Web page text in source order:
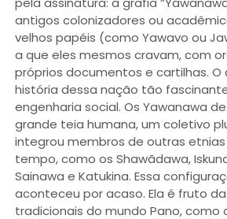
antigos colonizadores ou
velhos papéis (como Yawavo ou
a que eles mesmos cravam, com
próprios documentos e cartilhas. O
história dessa nação tão
engenharia social. Os Yawanawa
grande teia humana, um coletivo
integrou membros de outras
tempo, como os Shawãdawa,
Sainawa e Katukina. Essa
aconteceu por acaso. Ela é fruto
tradicionais do mundo Pano, como